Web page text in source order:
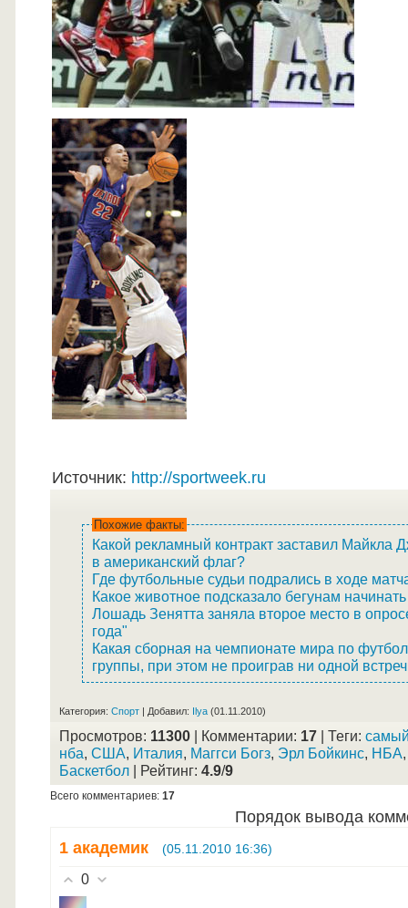
Источник: http://sportweek.ru
Похожие факты:
Какой рекламный контракт заставил Майкла
в американский флаг?
Где футбольные судьи подрались в ходе
Какое животное подсказало бегунам начинать
Лошадь Зенятта заняла второе место в
года"
Какая сборная на чемпионате мира по
группы, при этом не проиграв ни одной
Категория: Спорт | Добавил: Ilya (01.11.2010)
Просмотров: 11300 | Комментарии: 17 | Теги:
нба, США, Италия, Маггси Богз, Эрл Бойкинс, НБА
Баскетбол | Рейтинг: 4.9/9
Всего комментариев: 17
Порядок вывода
1 академик (05.11.2010 16:36)
0